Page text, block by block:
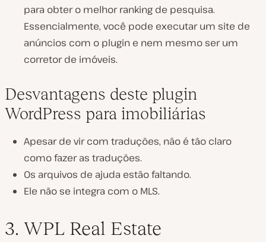
para obter o melhor ranking de pesquisa.
Essencialmente, você pode executar um site de
anúncios com o plugin e nem mesmo ser um
corretor de imóveis.
Desvantagens deste plugin
WordPress para imobiliárias
Apesar de vir com traduções, não é tão claro
como fazer as traduções.
Os arquivos de ajuda estão faltando.
Ele não se integra com o MLS.
3. WPL Real Estate